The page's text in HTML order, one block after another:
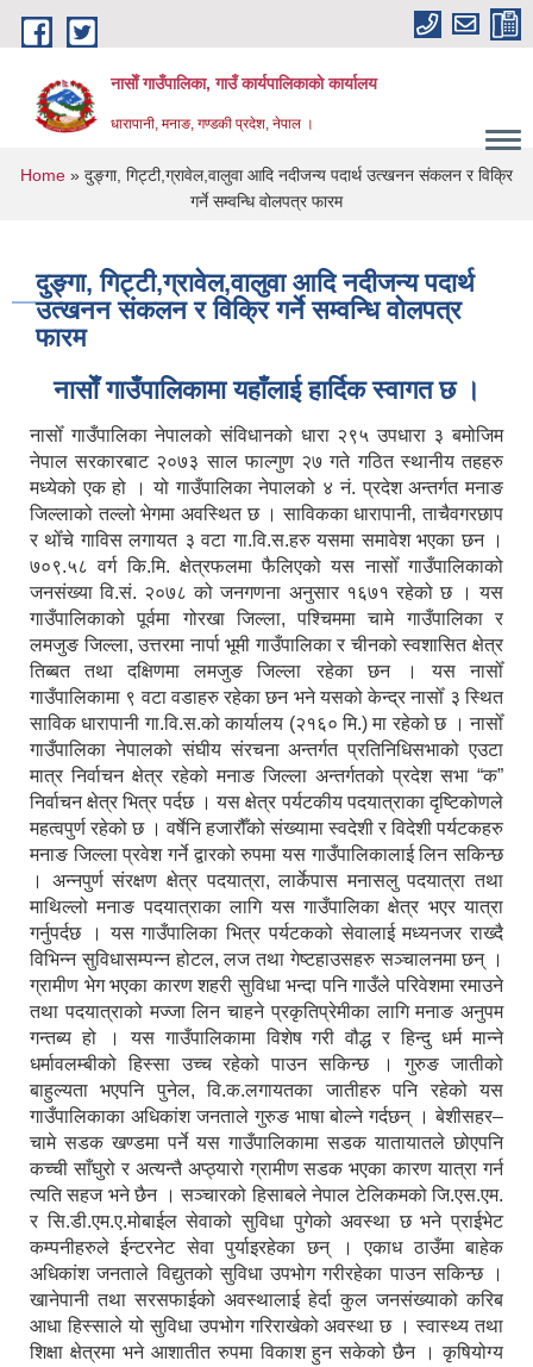
Skip to main content
नासाेँ गाउँपालिका, गाउँ कार्यपालिकाकाे कार्यालय
धारापानी, मनाङ, गण्डकी प्रदेश, नेपाल ।
You are here
Home » दुङ्गा, गिट्टी,ग्रावेल,वालुवा आदि नदीजन्य पदार्थ उत्खनन संकलन र विक्रि
गर्ने सम्वन्धि वोलपत्र फारम
दुङ्गा, गिट्टी,ग्रावेल,वालुवा आदि नदीजन्य पदार्थ
उत्खनन संकलन र विक्रि गर्ने सम्वन्धि वोलपत्र
फारम
नासाेँ गाउँपालिकामा यहाँलाई हार्दिक स्वागत छ ।
नासोँ गाउँपालिका नेपालको संविधानको धारा २९५ उपधारा ३ बमोजिम
नेपाल सरकारबाट २०७३ साल फाल्गुण २७ गते गठित स्थानीय तहहरु
मध्येको एक हो । यो गाउँपालिका नेपालको ४ नं. प्रदेश अन्तर्गत मनाङ
जिल्लाको तल्लो भेगमा अवस्थित छ । साविकका धारापानी‚ ताचैवगरछाप
र थोँचे गाविस लगायत ३ वटा गा.वि.स.हरु यसमा समावेश भएका छन ।
७०९.५८ वर्ग कि.मि. क्षेत्रफलमा फैलिएको यस नासोँ गाउँपालिकाको
जनसंख्या वि.सं. २०७८ को जनगणना अनुसार १६७१ रहेको छ । यस
गाउँपालिकाको पूर्वमा गोरखा जिल्ला, पश्चिममा चामे गाउँपालिका र
लमजुङ जिल्ला, उत्तरमा नार्पा भूमी गाउँपालिका र चीनको स्वशासित क्षेत्र
तिब्बत तथा दक्षिणमा लमजुङ जिल्ला रहेका छन । यस नासोँ
गाउँपालिकामा ९ वटा वडाहरु रहेका छन भने यसको केन्द्र नासोँ ३ स्थित
साविक धारापानी गा.वि.स.को कार्यालय (२१६० मि.) मा रहेको छ । नासोँ
गाउँपालिका नेपालको संघीय संरचना अन्तर्गत प्रतिनिधिसभाको एउटा
मात्र निर्वाचन क्षेत्र रहेको मनाङ जिल्ला अन्तर्गतको प्रदेश सभा “क”
निर्वाचन क्षेत्र भित्र पर्दछ । यस क्षेत्र पर्यटकीय पदयात्राका दृष्टिकोणले
महत्वपुर्ण रहेको छ । वर्षेनि हजारौँको संख्यामा स्वदेशी र विदेशी पर्यटकहरु
मनाङ जिल्ला प्रवेश गर्ने द्वारको रुपमा यस गाउँपालिकालाई लिन सकिन्छ
। अन्नपुर्ण संरक्षण क्षेत्र पदयात्रा, लार्केपास मनासलु पदयात्रा तथा
माथिल्लो मनाङ पदयात्राका लागि यस गाउँपालिका क्षेत्र भएर यात्रा
गर्नुपर्दछ । यस गाउँपालिका भित्र पर्यटकको सेवालाई मध्यनजर राख्दै
विभिन्न सुविधासम्पन्न होटल, लज तथा गेष्टहाउसहरु सञ्चालनमा छन् ।
ग्रामीण भेग भएका कारण शहरी सुविधा भन्दा पनि गाउँले परिवेशमा रमाउने
तथा पदयात्राको मज्जा लिन चाहने प्रकृतिप्रेमीका लागि मनाङ अनुपम
गन्तब्य हो । यस गाउँपालिकामा विशेष गरी वौद्ध र हिन्दु धर्म मान्ने
धर्मावलम्बीको हिस्सा उच्च रहेको पाउन सकिन्छ । गुरुङ जातीको
बाहुल्यता भएपनि पुनेल, वि.क.लगायतका जातीहरु पनि रहेको यस
गाउँपालिकाका अधिकांश जनताले गुरुङ भाषा बोल्ने गर्दछन् । बेशीसहर–
चामे सडक खण्डमा पर्ने यस गाउँपालिकामा सडक यातायातले छोएपनि
कच्ची साँघुरो र अत्यन्तै अप्ठ्यारो ग्रामीण सडक भएका कारण यात्रा गर्न
त्यति सहज भने छैन । सञ्चारको हिसाबले नेपाल टेलिकमको जि.एस.एम.
र सि.डी.एम.ए.मोबाईल सेवाको सुविधा पुगेको अवस्था छ भने प्राईभेट
कम्पनीहरुले ईन्टरनेट सेवा पुर्याइरहेका छन् । एकाध ठाउँमा बाहेक
अधिकांश जनताले विद्युतको सुविधा उपभोग गरीरहेका पाउन सकिन्छ ।
खानेपानी तथा सरसफाईको अवस्थालाई हेर्दा कुल जनसंख्याको करिब
आधा हिस्साले यो सुविधा उपभोग गरिराखेको अवस्था छ । स्वास्थ्य तथा
शिक्षा क्षेत्रमा भने आशातीत रुपमा विकाश हुन सकेको छैन । कृषियोग्य